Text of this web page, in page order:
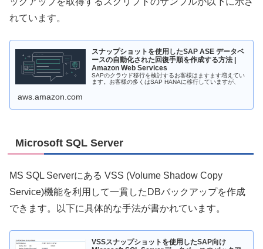
れています。
スナップショットを使用したSAP ASE データベ
ースの自動化された回復手順を作成する方法 |
Amazon Web Services
SAPのクラウド移行を検討するお客様はますます増えてい
ます。お客様の多くはSAP HANAに移行していますが、
aws.amazon.com
Microsoft SQL Server
MS SQL Serverにある VSS (Volume Shadow Copy
Service)機能を利用して一貫したDBバックアップを作成
できます。以下に具体的な手法が書かれています。
VSSスナップショットを使用したSAP向け